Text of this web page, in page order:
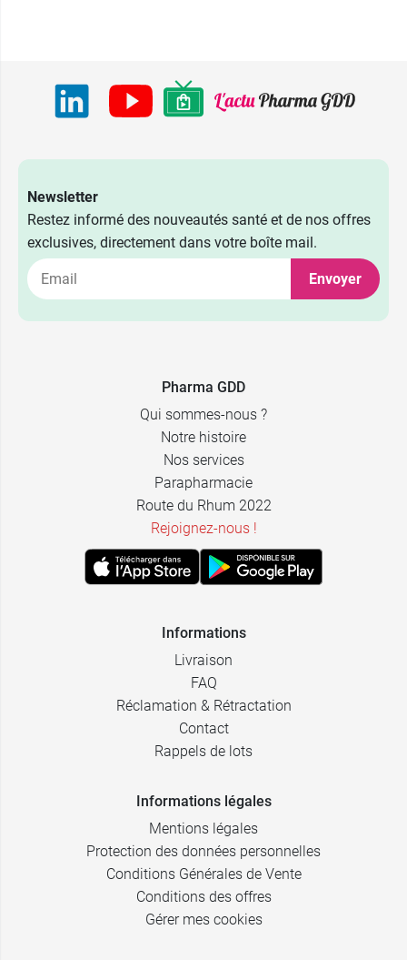
Newsletter
Restez informé des nouveautés santé et de nos offres
exclusives, directement dans votre boîte mail.
Envoyer
Pharma GDD
Qui sommes-nous ?
Notre histoire
Nos services
Parapharmacie
Route du Rhum 2022
Rejoignez-nous !
Informations
Livraison
FAQ
Réclamation & Rétractation
Contact
Rappels de lots
Informations légales
Mentions légales
Protection des données personnelles
Conditions Générales de Vente
Conditions des offres
Gérer mes cookies